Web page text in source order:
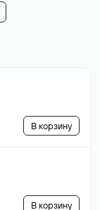
В корзину
В корзину